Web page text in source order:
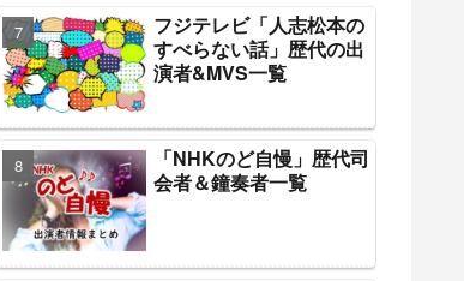
フジテレビ「人志松本の
すべらない話」歴代の出
演者&MVS一覧
「NHKのど自慢」歴代司
会者＆鐘奏者一覧